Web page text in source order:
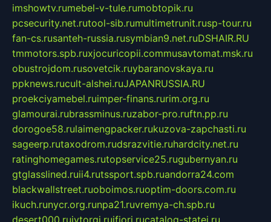
imshowtv.rumebel-v-tule.rumobtopik.ru
pcsecurity.net.rutool-sib.rumultimetrunit.rusp-tour.ru
fan-cs.rusanteh-russia.rusymbian9.net.ruDSHAIR.RU
tmmotors.spb.ruxjocuricopii.commusavtomat.msk.ru
obustrojdom.rusovetcik.ruybaranovskaya.ru
ppknews.rucult-alshei.ruJAPANRUSSIA.RU
proekciyamebel.ruimper-finans.rurim.org.ru
glamourai.rubrassminus.ruzabor-pro.ruftn.pp.ru
dorogoe58.rulaimengpacker.rukuzova-zapchasti.ru
sageerp.rutaxodrom.rudsrazvitie.ruhardcity.net.ru
ratinghomegames.rutopservice25.rugubernyan.ru
gtglasslined.ruii4.rutssport.spb.ruandorra24.com
blackwallstreet.ruoboimos.ruoptim-doors.com.ru
ikuch.runycr.org.runpa21.ruvremya-ch.spb.ru
desert000.ruivtorgi.ruifiori.rucatalog-statei.ru